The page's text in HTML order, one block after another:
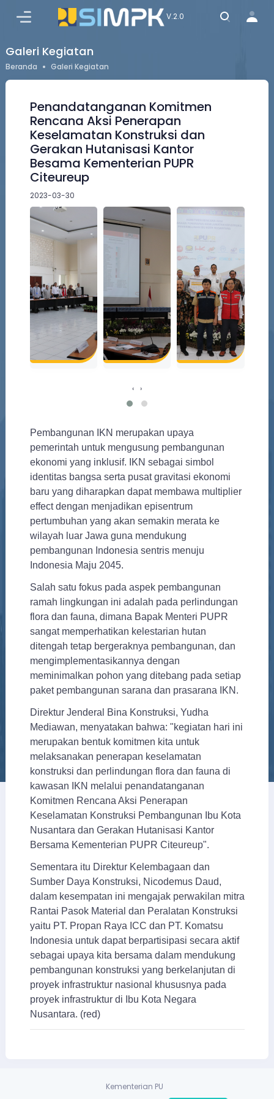
V.2.0 MASUK
Galeri Kegiatan
Beranda Galeri Kegiatan
Penandatanganan Komitmen
Rencana Aksi Penerapan
Keselamatan Konstruksi dan
Gerakan Hutanisasi Kantor
Besama Kementerian PUPR
Citeureup
2023-03-30
‹ ›
Pembangunan IKN merupakan upaya
pemerintah untuk mengusung pembangunan
ekonomi yang inklusif. IKN sebagai simbol
identitas bangsa serta pusat gravitasi ekonomi
baru yang diharapkan dapat membawa multiplier
effect dengan menjadikan episentrum
pertumbuhan yang akan semakin merata ke
wilayah luar Jawa guna mendukung
pembangunan Indonesia sentris menuju
Indonesia Maju 2045.
Salah satu fokus pada aspek pembangunan
ramah lingkungan ini adalah pada perlindungan
flora dan fauna, dimana Bapak Menteri PUPR
sangat memperhatikan kelestarian hutan
ditengah tetap bergeraknya pembangunan, dan
mengimplementasikannya dengan
meminimalkan pohon yang ditebang pada setiap
paket pembangunan sarana dan prasarana IKN.
Direktur Jenderal Bina Konstruksi, Yudha
Mediawan, menyatakan bahwa: "kegiatan hari ini
merupakan bentuk komitmen kita untuk
melaksanakan penerapan keselamatan
konstruksi dan perlindungan flora dan fauna di
kawasan IKN melalui penandatanganan
Komitmen Rencana Aksi Penerapan
Keselamatan Konstruksi Pembangunan Ibu Kota
Nusantara dan Gerakan Hutanisasi Kantor
Bersama Kementerian PUPR Citeureup".
Sementara itu Direktur Kelembagaan dan
Sumber Daya Konstruksi, Nicodemus Daud,
dalam kesempatan ini mengajak perwakilan mitra
Rantai Pasok Material dan Peralatan Konstruksi
yaitu PT. Propan Raya ICC dan PT. Komatsu
Indonesia untuk dapat berpartisipasi secara aktif
sebagai upaya kita bersama dalam mendukung
pembangunan konstruksi yang berkelanjutan di
proyek infrastruktur nasional khususnya pada
proyek infrastruktur di Ibu Kota Negara
Nusantara. (red)
Kementerian PU